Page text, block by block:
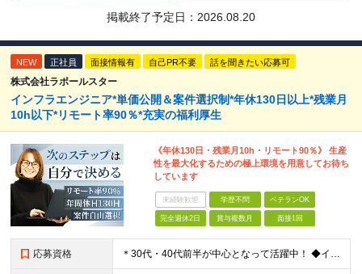
掲載終了予定日： 2026.08.20
NEW 正社員 面接情報有 自己PR不要 話を聞きたい応募可
株式会社ラポールスター
インフラエンジニア*単価公開＆案件選択制*年休130日以上*残業月
10h以下*リモート率90％*充実の福利厚生
《年休130日・残業月10h・リモート90％》 生産
性を最大化するための極上環境を用意してお待ち
しています
未経験歓迎 学歴不問 ベテランOK
完全週休2日 賞与複数月 面接1回
応募資格 ＊30代・40代前半が中心となって活躍中！ ◆インフラ（サーバー・ネットワーク・クラウド等）の設計、構築、テストいずれかの実務経験3年以上 ◆学歴不問 ★求める人物像： ◎他責ではなく、自身のキャ